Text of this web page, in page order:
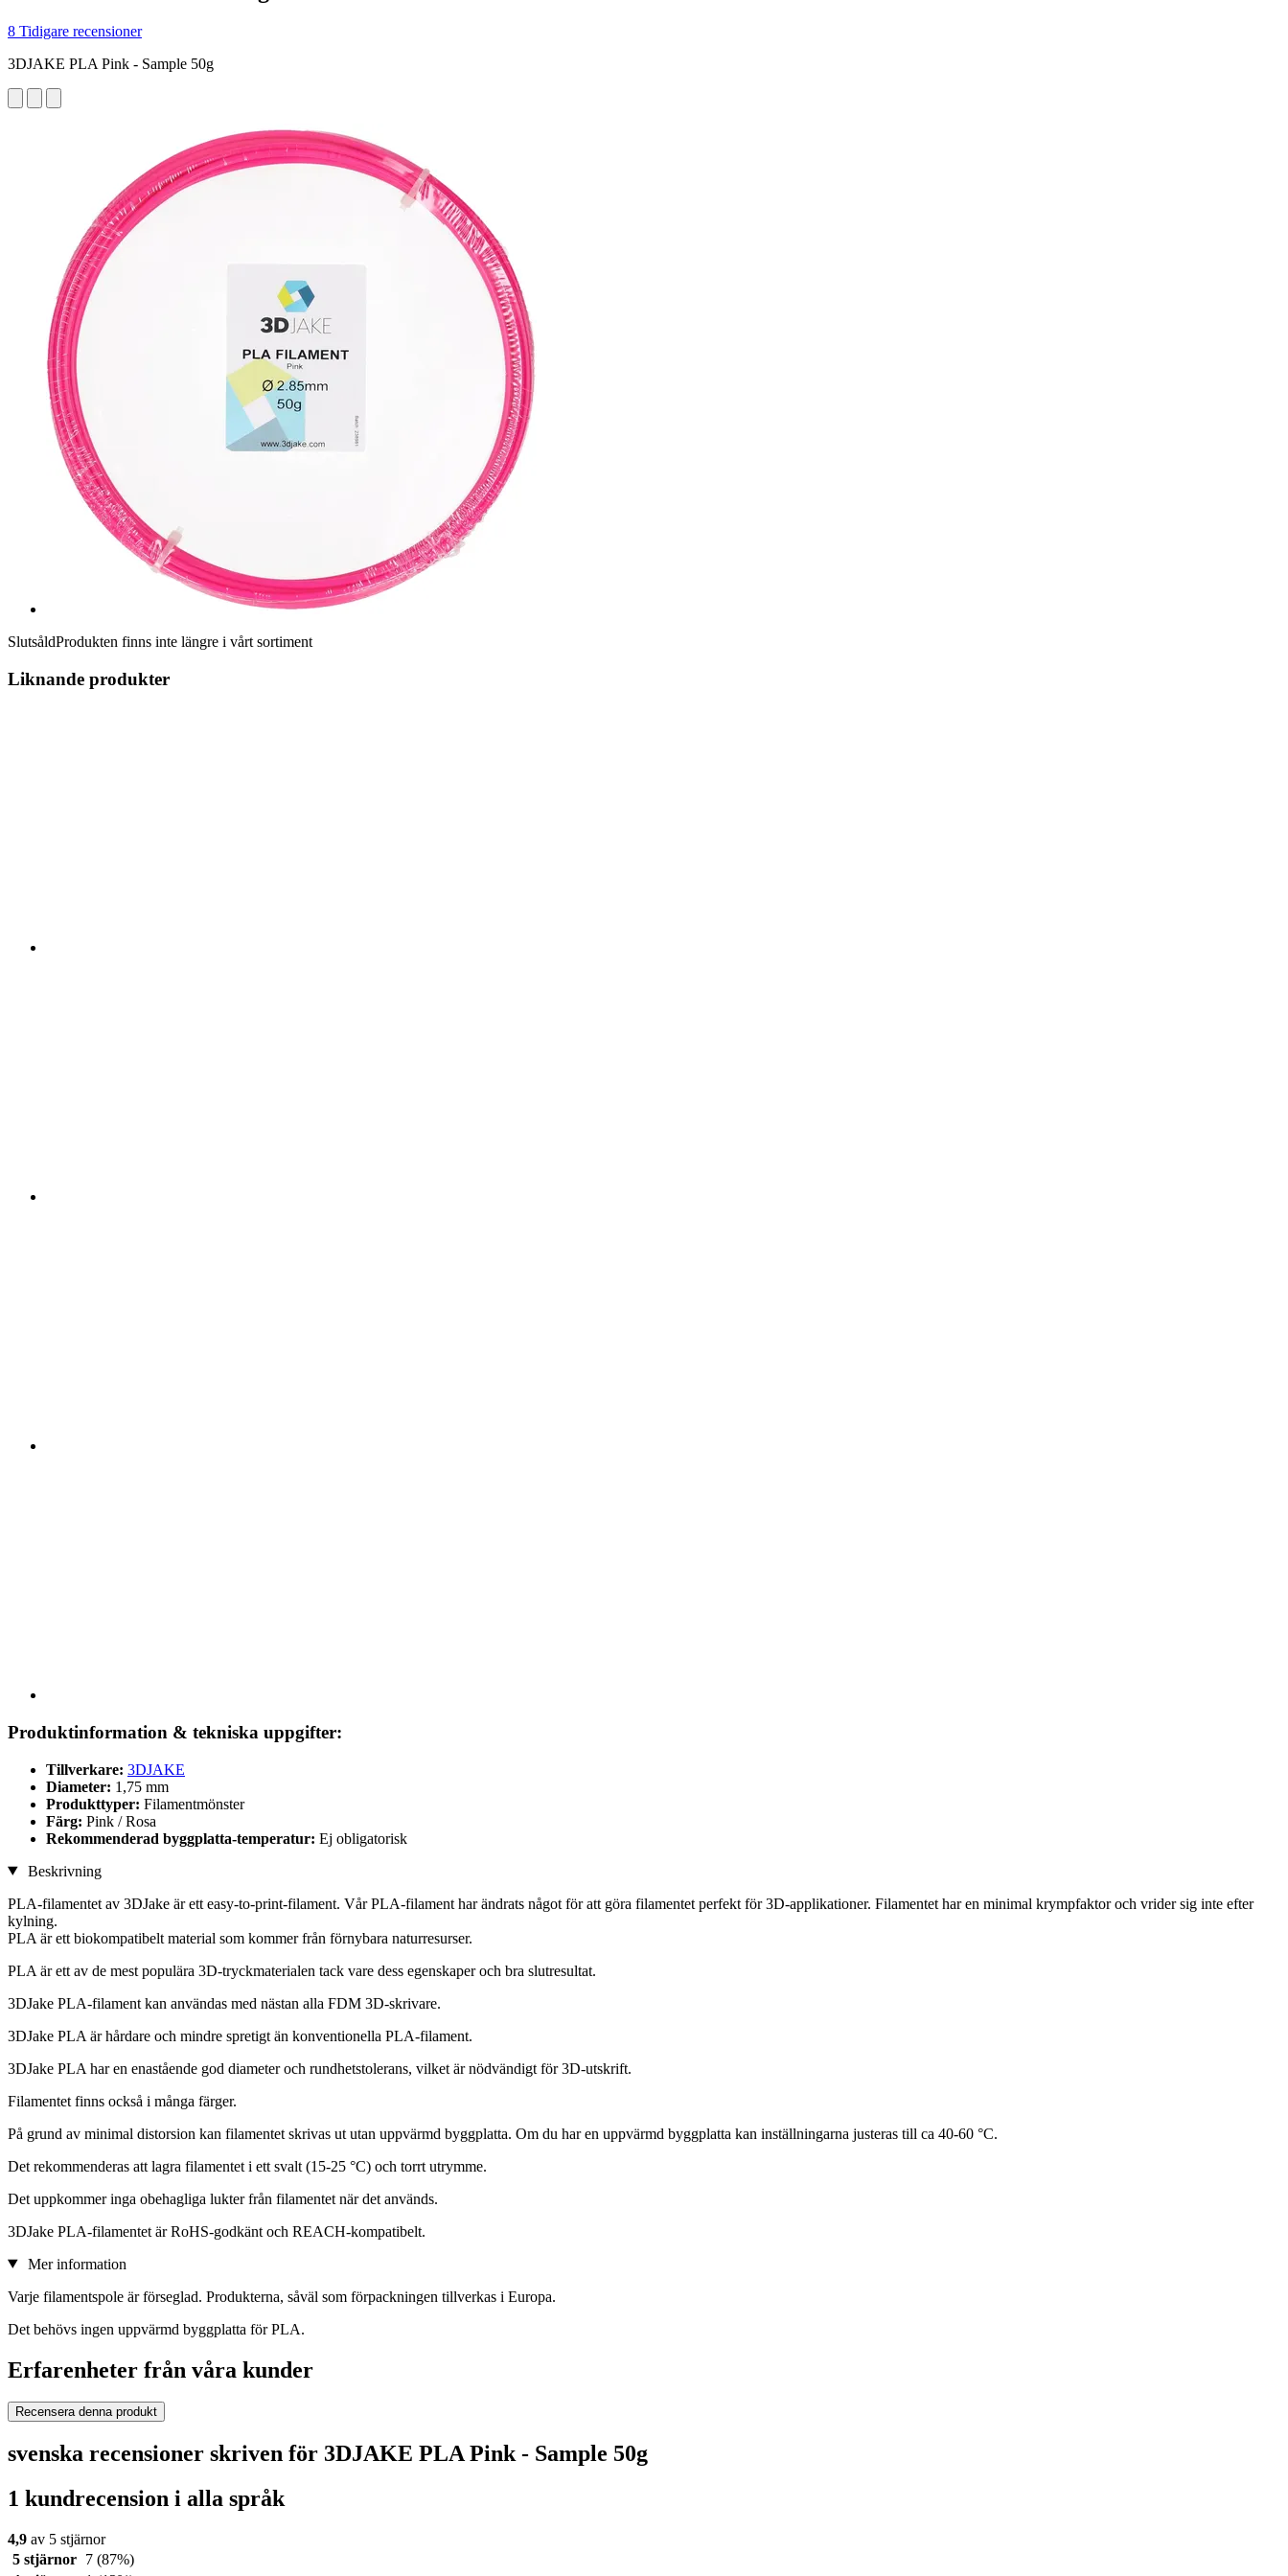
8 Tidigare recensioner
3DJAKE PLA Pink - Sample 50g
SlutsåldProdukten finns inte längre i vårt sortiment
Liknande produkter
Produktinformation & tekniska uppgifter:
Tillverkare: 3DJAKE
Diameter: 1,75 mm
Produkttyper: Filamentmönster
Färg: Pink / Rosa
Rekommenderad byggplatta-temperatur: Ej obligatorisk
Beskrivning
PLA-filamentet av 3DJake är ett easy-to-print-filament. Vår PLA-filament har ändrats något för att göra filamentet perfekt för 3D-applikationer. Filamentet har en minimal krympfaktor och vrider sig inte efter
kylning.
PLA är ett biokompatibelt material som kommer från förnybara naturresurser.
PLA är ett av de mest populära 3D-tryckmaterialen tack vare dess egenskaper och bra slutresultat.
3DJake PLA-filament kan användas med nästan alla FDM 3D-skrivare.
3DJake PLA är hårdare och mindre spretigt än konventionella PLA-filament.
3DJake PLA har en enastående god diameter och rundhetstolerans, vilket är nödvändigt för 3D-utskrift.
Filamentet finns också i många färger.
På grund av minimal distorsion kan filamentet skrivas ut utan uppvärmd byggplatta. Om du har en uppvärmd byggplatta kan inställningarna justeras till ca 40-60 °C.
Det rekommenderas att lagra filamentet i ett svalt (15-25 °C) och torrt utrymme.
Det uppkommer inga obehagliga lukter från filamentet när det används.
3DJake PLA-filamentet är RoHS-godkänt och REACH-kompatibelt.
Mer information
Varje filamentspole är förseglad. Produkterna, såväl som förpackningen tillverkas i Europa.
Det behövs ingen uppvärmd byggplatta för PLA.
Erfarenheter från våra kunder
Recensera denna produkt
svenska recensioner skriven för 3DJAKE PLA Pink - Sample 50g
1 kundrecension i alla språk
4,9 av 5 stjärnor
5 stjärnor
7 (87%)